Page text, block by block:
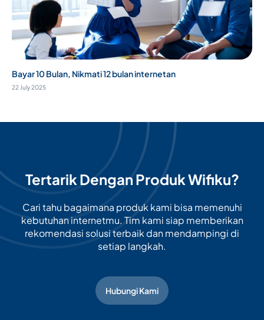
Bayar 10 Bulan, Nikmati 12 bulan internetan
22 July 2025
Tertarik Dengan Produk Wifiku?
Cari tahu bagaimana produk kami bisa memenuhi
kebutuhan internetmu. Tim kami siap memberikan
rekomendasi solusi terbaik dan mendampingi di
setiap langkah.
Hubungi Kami